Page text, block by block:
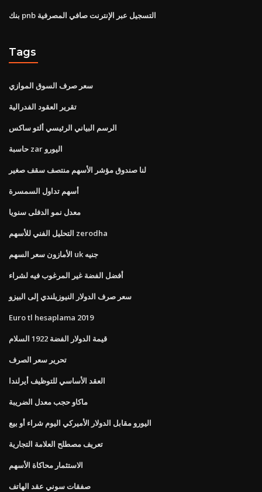
بنك pnb التسجيل عبر الإنترنت صافي المصرفية
Tags
سعر صرف السوق الموازي
تقرير العقود الفدرالية
الرسم البياني الرئيسي ألتو ساكس
حاسبة zar اليورو
لنا صندوق مؤشر الأسهم منتصف سقف صغير
أسهم تداول السمسرة
معدل نمو الدفلى سنويا
التحليل الفني للأسهم zerodha
الأمازون سعر السهم uk جنيه
أفضل الفضة غير المرغوب فيه لشراء
سعر صرف الدولار النيوزيلندي إلى البيزو
Euro tl hesaplama 2019
قيمة الدولار الفضة 1922 السلام
تحرير سعر الصرف
العقد الأساسي للتوظيف أيرلندا
ماكاو حجب معدل الضريبة
اليورو مقابل الدولار الأميركي اليوم شراء أو بيع
تعريف مصطلح العلامة التجارية
الاستثمار محاكاة الأسهم
صفقات سوني عقد الهاتف